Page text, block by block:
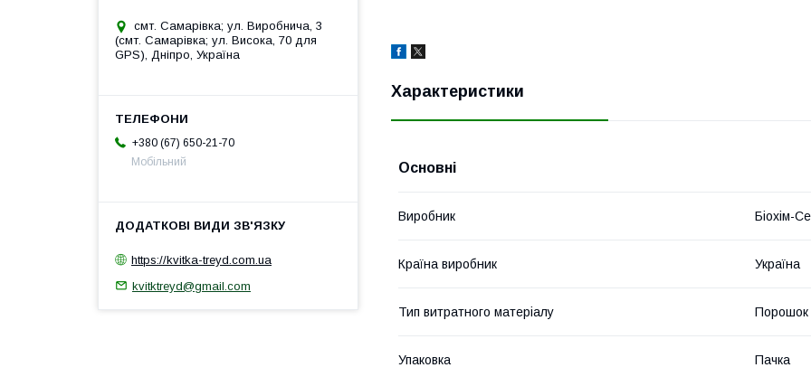
Характеристики
Основні
Виробник Біохім-
Країна виробник Україна
Тип витратного матеріалу Порошок
Упаковка Пачка
смт. Самарівка; ул. Виробнича, 3
(смт. Самарівка; ул. Висока, 70 для
GPS), Дніпро, Україна
+380 (67) 650-21-70
Мобільний
https://kvitka-treyd.com.ua
kvitktreyd@gmail.com